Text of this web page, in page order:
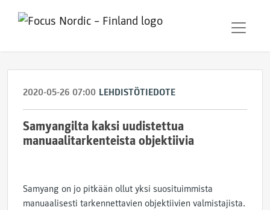
2020-05-26 07:00 LEHDISTÖTIEDOTE
Samyangilta kaksi uudistettua
manuaalitarkenteista objektiivia
Samyang on jo pitkään ollut yksi suosituimmista
manuaalisesti tarkennettavien objektiivien valmistajista.